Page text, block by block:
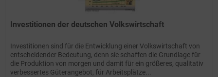
Investitionen der deutschen Volkswirtschaft
Investitionen sind für die Entwicklung einer Volkswirtschaft von
entscheidender Bedeutung, denn sie schaffen die Grundlage für
die Produktion von morgen und damit für ein größeres, qualitativ
verbessertes Güterangebot, für Arbeitsplätze...